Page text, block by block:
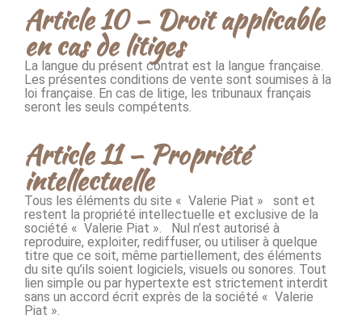
Article 10 – Droit applicable
en cas de litiges
La langue du présent contrat est la langue française.
Les présentes conditions de vente sont soumises à la
loi française. En cas de litige, les tribunaux français
seront les seuls compétents.
Article 11 – Propriété
intellectuelle
Tous les éléments du site « Valerie Piat » sont et
restent la propriété intellectuelle et exclusive de la
société « Valerie Piat ». Nul n’est autorisé à
reproduire, exploiter, rediffuser, ou utiliser à quelque
titre que ce soit, même partiellement, des éléments
du site qu’ils soient logiciels, visuels ou sonores. Tout
lien simple ou par hypertexte est strictement interdit
sans un accord écrit exprès de la société « Valerie
Piat ».